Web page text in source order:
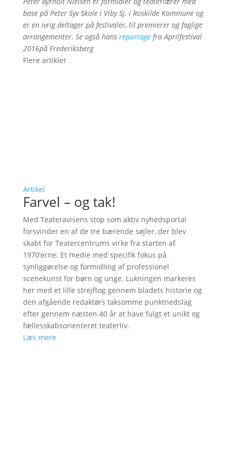
base på Peter Syv Skole i Viby Sj. i Roskilde Kommune og
er en ivrig deltager på festivaler, til premierer og faglige
arrangementer. Se også hans reportagefra Aprilfestival
2016på Frederiksberg
Flere artikler
Artikel
Farvel – og tak!
Med Teateravisens stop som aktiv nyhedsportal
forsvinder en af de tre bærende søjler, der blev
skabt for Teatercentrums virke fra starten af
1970’erne: Et medie med specifik fokus på
synliggørelse og formidling af professionel
scenekunst for børn og unge. Lukningen markeres
her med et lille strejftog gennem bladets historie og
den afgående redaktørs taksomme punktnedslag
efter gennem næsten 40 år at have fulgt et unikt og
fællesskabsorienteret teaterliv.
Læs mere